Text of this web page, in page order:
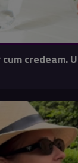
credeam.